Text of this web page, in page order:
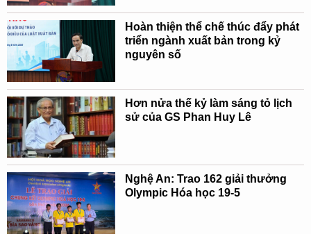
Hoàn thiện thể chế thúc đẩy phát
triển ngành xuất bản trong kỷ
nguyên số
Hơn nửa thế kỷ làm sáng tỏ lịch
sử của GS Phan Huy Lê
Nghệ An: Trao 162 giải thưởng
Olympic Hóa học 19-5